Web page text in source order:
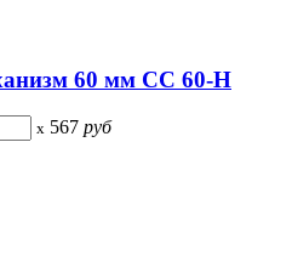
60 мм CC 60-H
x 567 руб